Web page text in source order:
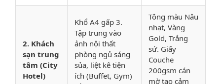
2. Khách
sạn trung
tâm (City
Hotel)
Khổ A4 gấp 3.
Tập trung vào
ảnh nội thất
phòng ngủ sáng
sủa, liệt kê tiện
ích (Buffet, Gym)
Tông màu Nâu
nhạt, Vàng
Gold, Trắng
sứ. Giấy
Couche
200gsm cán
mờ tạo cảm